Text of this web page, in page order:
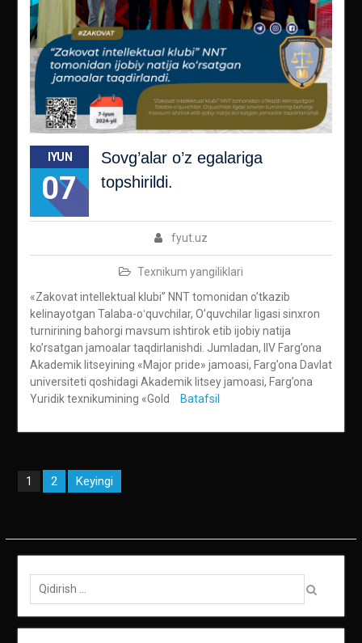
IYUN
07
Sovg’alar o’z egalariga
topshirildi.
fyut.uz
Texnikum yangiliklari
«Zakovat intellektual klubi” NNT tomonidan o’tkazib
kelinayotgan Talaba-oʻquvchilar, O’quvchilar ligasi sinxron
turnirining bahorgi mavsum ishtirok etib ijobiy natija
ko’rsatgan jamoalar taqdirlanishdi. Jumladan, IIV Farg’ona
Akademik litseyining «Major pride» jamoasi, Farg’ona Davlat
universiteti qoshidagi Akademik litsey jamoasi, Farg’ona
Yuridik texnikumining «Gold
Batafsil
Maqolalar
bo‘yicha
1 2 Keyingi
Qidirish: